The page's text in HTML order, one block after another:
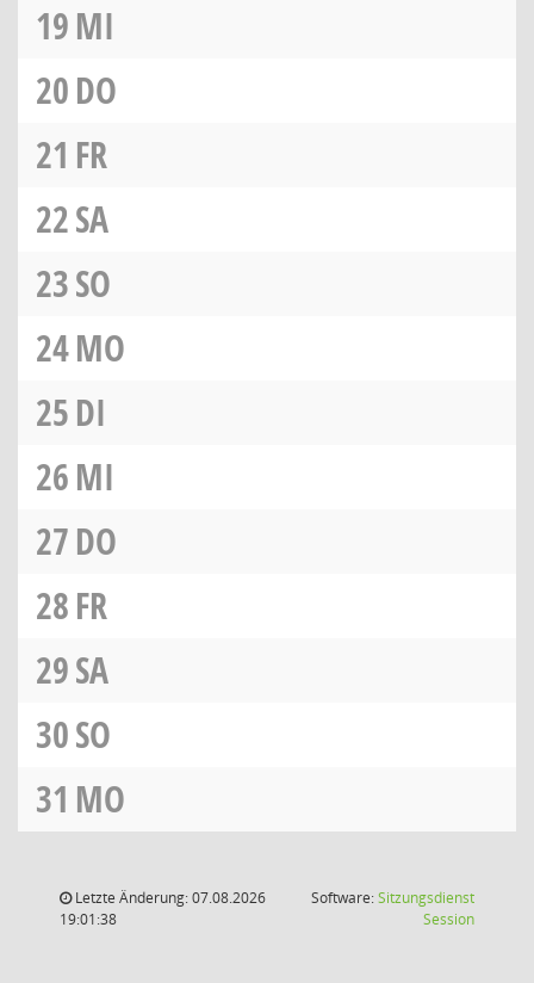
19MI
20DO
21 FR
22SA
23SO
24MO
25DI
26MI
27DO
28FR
29SA
30SO
31 MO
Letzte Änderung: 07.08.2026
19:01:38
Software:Sitzungsdienst
Session(Wird in